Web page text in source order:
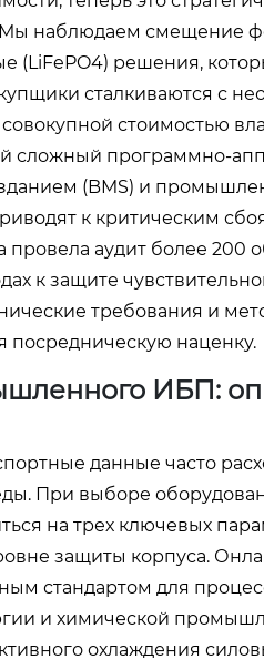
наблюдаем смещение
(LiFePO4) решения,
сталкиваются с
стоимостью
сложный программно-
(BMS) и
к критическим
аудит более 200
к защите
требования и
посредническую наценку.
ИБП:
данные часто
При выборе
на трех ключевых
защиты корпуса.
стандартом для
и химической
охлаждения